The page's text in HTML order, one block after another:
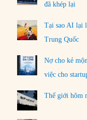
đã khép lại
Tại sao AI lại
Trung Quốc
Nợ cho kẻ
việc cho
Thế giới hôm